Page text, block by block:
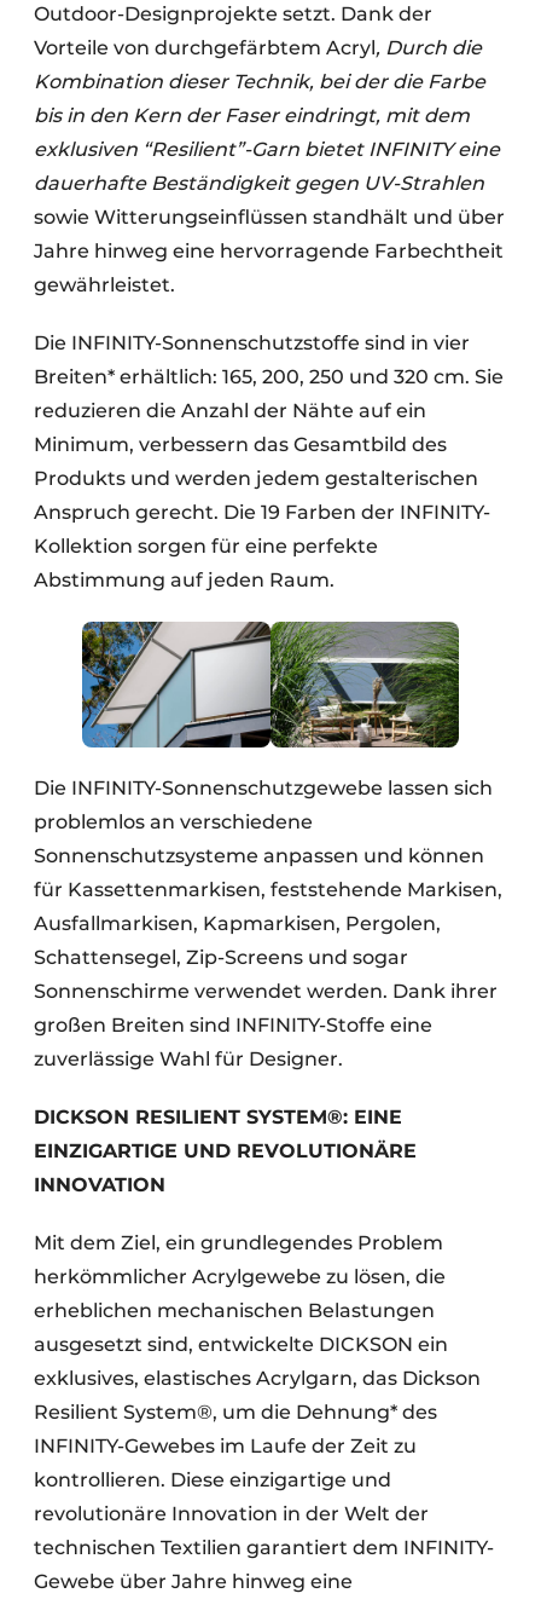
Outdoor-Designprojekte setzt. Dank der
Vorteile von durchgefärbtem Acryl, Durch die
Kombination dieser Technik, bei der die Farbe
bis in den Kern der Faser eindringt, mit dem
exklusiven “Resilient”-Garn bietet INFINITY eine
dauerhafte Beständigkeit gegen UV-Strahlen
sowie Witterungseinflüssen standhält und über
Jahre hinweg eine hervorragende Farbechtheit
gewährleistet.
Die INFINITY-Sonnenschutzstoffe sind in vier
Breiten* erhältlich: 165, 200, 250 und 320 cm. Sie
reduzieren die Anzahl der Nähte auf ein
Minimum, verbessern das Gesamtbild des
Produkts und werden jedem gestalterischen
Anspruch gerecht. Die 19 Farben der INFINITY-
Kollektion sorgen für eine perfekte
Abstimmung auf jeden Raum.
Die INFINITY-Sonnenschutzgewebe lassen sich
problemlos an verschiedene
Sonnenschutzsysteme anpassen und können
für Kassettenmarkisen, feststehende Markisen,
Ausfallmarkisen, Kapmarkisen, Pergolen,
Schattensegel, Zip-Screens und sogar
Sonnenschirme verwendet werden. Dank ihrer
großen Breiten sind INFINITY-Stoffe eine
zuverlässige Wahl für Designer.
DICKSON RESILIENT SYSTEM®: EINE
EINZIGARTIGE UND REVOLUTIONÄRE
INNOVATION
Mit dem Ziel, ein grundlegendes Problem
herkömmlicher Acrylgewebe zu lösen, die
erheblichen mechanischen Belastungen
ausgesetzt sind, entwickelte DICKSON ein
exklusives, elastisches Acrylgarn, das Dickson
Resilient System®, um die Dehnung* des
INFINITY-Gewebes im Laufe der Zeit zu
kontrollieren. Diese einzigartige und
revolutionäre Innovation in der Welt der
technischen Textilien garantiert dem INFINITY-
Gewebe über Jahre hinweg eine